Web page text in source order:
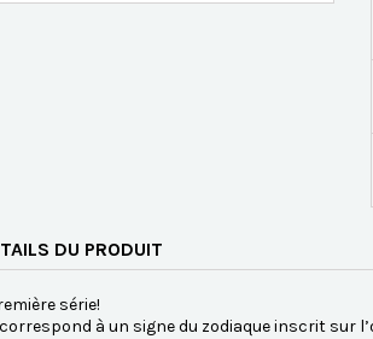
DU PRODUIT
série!
à un signe du zodiaque inscrit sur